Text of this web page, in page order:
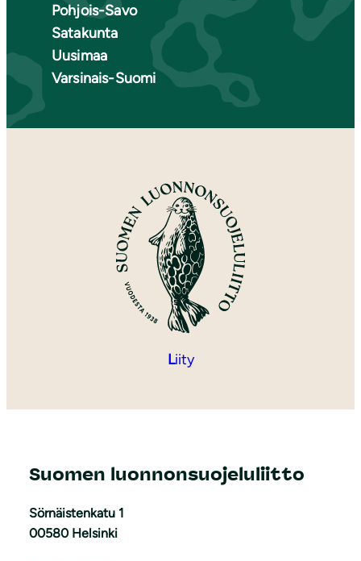
Pohjois-Savo
Satakunta
Uusimaa
Varsinais-Suomi
Liity
Suomen luonnonsuojeluliitto
Sörnäistenkatu 1
00580 Helsinki